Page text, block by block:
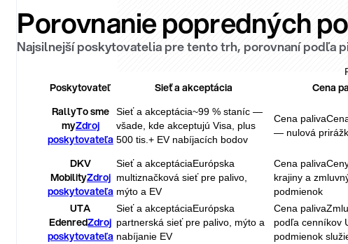
Porovnanie popredných
Najsilnejší poskytovatelia pre tento trh, porovnaní podľa
Poskytovateľ Sieť a akceptácia Cena
RallyTo sme
myZdroj
poskytovateľa
Sieť a akceptácia~99 % staníc —
všade, kde akceptujú Visa, plus
500 tis.+ EV nabíjacích bodov
Cena paliva
— nulová
DKV
MobilityZdroj
poskytovateľa
Sieť a akceptáciaEurópska
multiznačková sieť pre palivo,
mýto a EV
Cena paliva
krajiny a
podmienok
UTA
EdenredZdroj
poskytovateľa
Sieť a akceptáciaEurópska
partnerská sieť pre palivo, mýto a
nabíjanie EV
Cena paliva
podľa cenníkov
podmienok